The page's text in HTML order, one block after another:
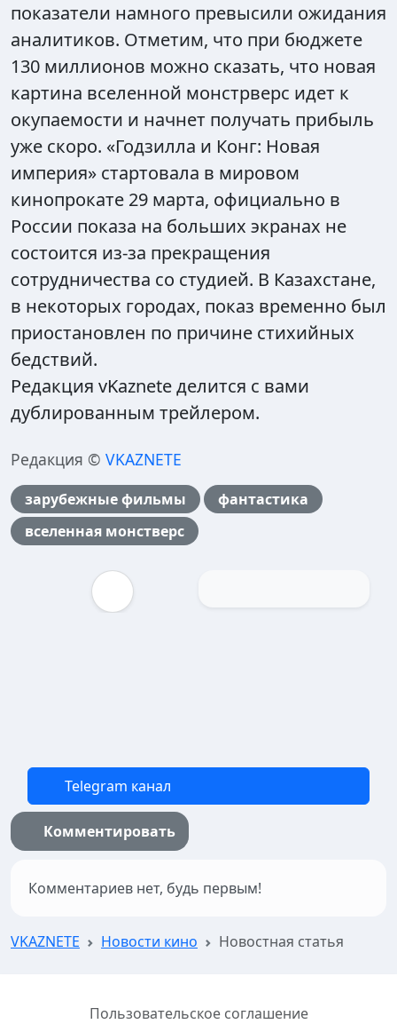
показатели намного превысили ожидания
аналитиков. Отметим, что при бюджете
130 миллионов можно сказать, что новая
картина вселенной монстрверс идет к
окупаемости и начнет получать прибыль
уже скоро. «Годзилла и Конг: Новая
империя» стартовала в мировом
кинопрокате 29 марта, официально в
России показа на больших экранах не
состоится из-за прекращения
сотрудничества со студией. В Казахстане,
в некоторых городах, показ временно был
приостановлен по причине стихийных
бедствий.
Редакция vKaznete делится с вами
дублированным трейлером.
Редакция © VKAZNETE
зарубежные фильмы
фантастика
вселенная монстверс
Telegram канал
Комментировать
Комментариев нет, будь первым!
VKAZNETE Новости кино Новостная статья
Пользовательское соглашение